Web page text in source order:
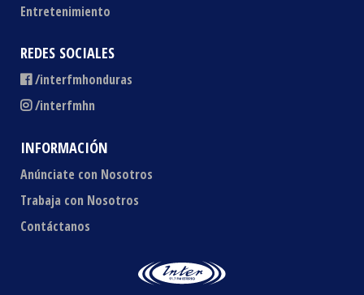
Entretenimiento
REDES SOCIALES
/interfmhonduras
/interfmhn
INFORMACIÓN
Anúnciate con Nosotros
Trabaja con Nosotros
Contáctanos